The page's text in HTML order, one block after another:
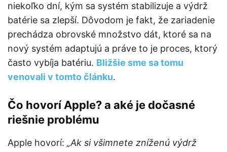
niekoľko dní, kým sa systém stabilizuje a výdrž
batérie sa zlepší. Dôvodom je fakt, že zariadenie
prechádza obrovské množstvo dát, ktoré sa na
nový systém adaptujú a práve to je proces, ktorý
často vybíja batériu. Bližšie sme sa tomu
venovali v tomto článku.
Čo hovorí Apple? a aké je dočasné
riešnie problému
Apple hovorí: „Ak si všimnete zníženú výdrž